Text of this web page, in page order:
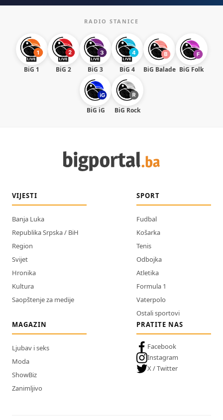
RADIO STANICE
BiG 1 BiG 2 BiG 3 BiG 4 BiG Balade BiG Folk
BiG iG BiG Rock
VIJESTI
Banja Luka
Republika Srpska / BiH
Region
Svijet
Hronika
Kultura
Saopštenje za medije
SPORT
Fudbal
Košarka
Tenis
Odbojka
Atletika
Formula 1
Vaterpolo
Ostali sportovi
MAGAZIN
Ljubav i seks
Moda
ShowBiz
Zanimljivo
PRATITE NAS
Facebook
Instagram
X / Twitter